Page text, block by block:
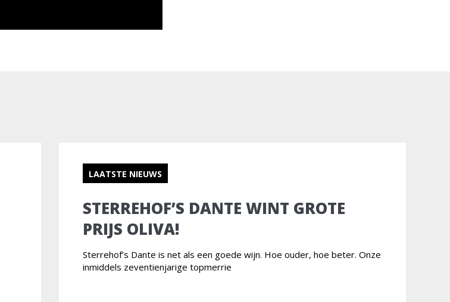
LAATSTE NIEUWS
STERREHOF’S DANTE WINT GROTE
PRIJS OLIVA!
Sterrehof’s Dante is net als een goede wijn. Hoe ouder, hoe beter. Onze
inmiddels zeventienjarige topmerrie